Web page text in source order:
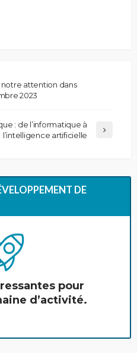
attention dans
2023
: de l’informatique à
l’intelligence artificielle
DE
pour
d’activité.